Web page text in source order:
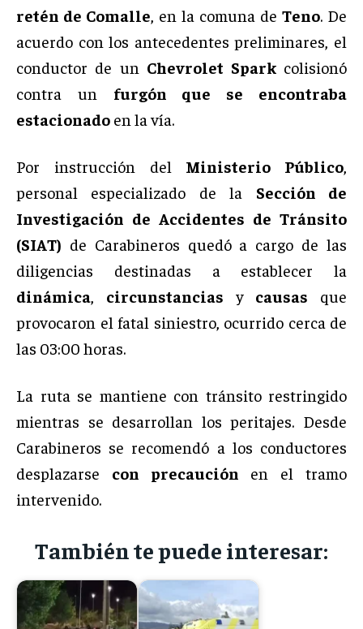
retén de Comalle , en la comuna de Teno. De
acuerdo con los antecedentes preliminares, el
conductor de un Chevrolet Sparkcolisionó
contra un furgón que se encontraba
estacionado en la vía.
Por instrucción del Ministerio Público
personal especializado de la Sección de
Investigación de Accidentes de Tránsito
(SIAT) de Carabineros quedó a cargo de las
diligencias destinadas a establecer la
dinámica
circunstancias y causas que
provocaron el fatal siniestro, ocurrido cerca de
las 03:00 horas.
La ruta se mantiene con tránsito restringido
mientras se desarrollan los peritajes. Desde
Carabineros se recomendó a los conductores
desplazarse con precaución en el tramo
intervenido.
También te puede interesar: